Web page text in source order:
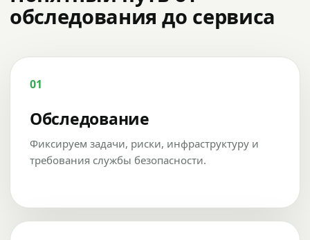
обследования до сервиса
01
Обследование
Фиксируем задачи, риски, инфраструктуру и
требования службы безопасности.